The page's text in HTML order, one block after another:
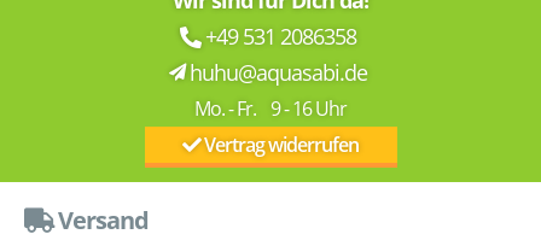
+49 531 2086358
huhu@aquasabi.de
Mo. - Fr. 9 - 16 Uhr
Vertrag widerrufen
Versand